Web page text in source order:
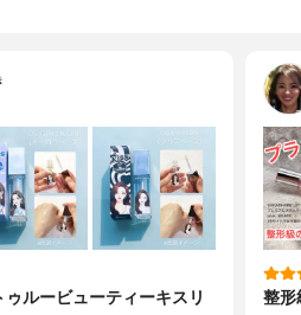
ルービューティーキスリ
整形